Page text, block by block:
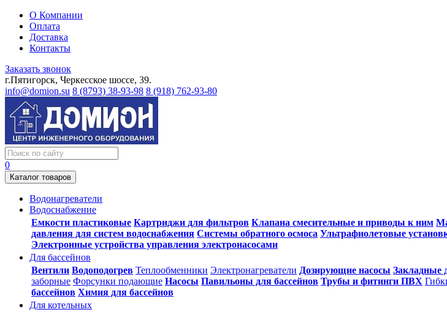
О Компании
Оплата
Доставка
Контакты
Заказать звонок
г.Пятигорск, Черкесское шоссе, 39.
info@domion.su 8 (8793) 38-93-98 8 (918) 762-93-80
0
Каталог товаров
Водонагреватели
Водоснабжение
Емкости пластиковые Картриджи для фильтров Клапана смесительные и приводы к ним
давления для систем водоснабжения Системы обратного осмоса Ультрафиолетовые
Электронные устройства управления электронасосами
Для бассейнов
Вентили Водоподогрев Теплообменники Электронагреватели Дозирующие насосы Закладные
заборные Форсунки подающие Насосы Павильоны для бассейнов Трубы и фитинги ПВХ
бассейнов Химия для бассейнов
Для котельных